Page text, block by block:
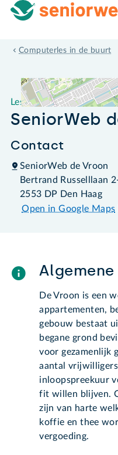
Computerles in de buurt
Leslocatie SeniorWeb de
Leslocatie
SeniorWeb
Contact
SeniorWeb de Vroon
Bertrand Russelllaan
2553 DP Den Haag
Open in Google Maps
De Vroon is een
appartementen,
gebouw bestaat
begane grond
voor gezamenlijk
aantal
inloopspreekuur
fit willen blijven.
zijn van harte
koffie en thee
vergoeding.